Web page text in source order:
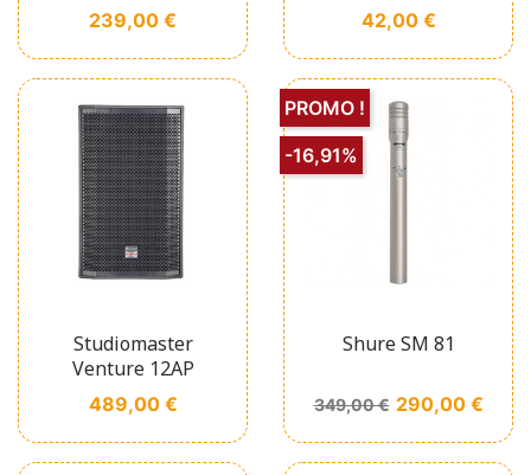
Prix
239,00 € Prix
42,00 €
Studiomaster
Venture 12AP
Prix
489,00 €
Shure SM 81
Prix de base
349,00 € Prix
290,00 €
PROMO !
-16,91%